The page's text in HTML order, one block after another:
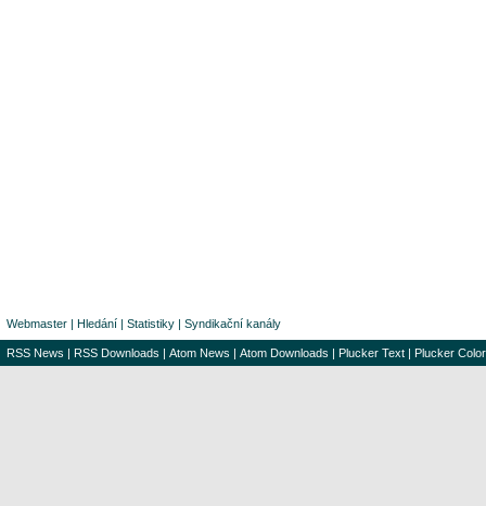
Webmaster | Hledání | Statistiky | Syndikační kanály
RSS News | RSS Downloads | Atom News | Atom Downloads | Plucker Text | Plucker Color